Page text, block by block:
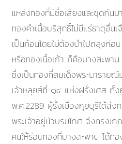
แหล่งทองที่มีชื่อเสียงและขุดกัน
ทองคำเนื้อบริสุทธิ์ไม่มีแร่ธาตุอื่น
เป็นก้อนโดยไม่ต้องนำไปถลุงก่
หรือทองเนื้อเก้า ก็คือบางสะพา
ซึ่งเป็นทองที่สมเด็จพระนารายณ์
เจ้าหลุยส์ที่ ๑๔ แห่งฝรั่งเศส ทั้ง
พ.ศ.2289 ผู้รั้งเมืองกุยบุรีได้ส่ง
พระเจ้าอยู่หัวบรมโกศ จึงทรงเ
คนให้ร่อนทองที่บางสะพาน ได้ท